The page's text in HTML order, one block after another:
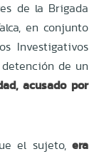
de la Brigada
en conjunto
Investigativos
de un
acusado por
el sujeto, era